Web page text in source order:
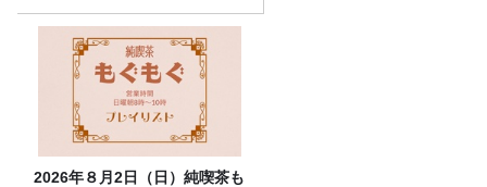
2026年８月2日（日）純喫茶も